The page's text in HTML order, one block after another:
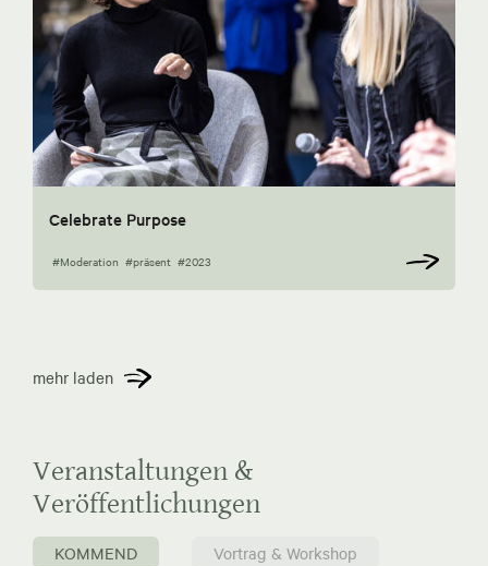
Celebrate Purpose
#Moderation #präsent #2023
mehr laden
Veranstaltungen &
Veröffentlichungen
KOMMEND
Vortrag & Workshop